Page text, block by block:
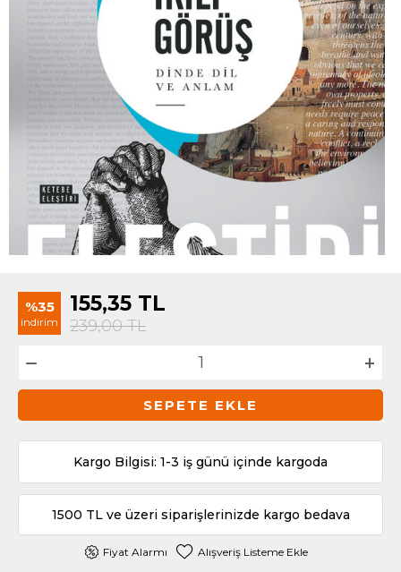
%35
indirim
155,35 TL
239,00TL
SEPETE EKLE
Kargo Bilgisi: 1-3 iş günü içinde kargoda
1500 TL ve üzeri siparişlerinizde kargo bedava
Fiyat Alarmı Alışveriş Listeme Ekle